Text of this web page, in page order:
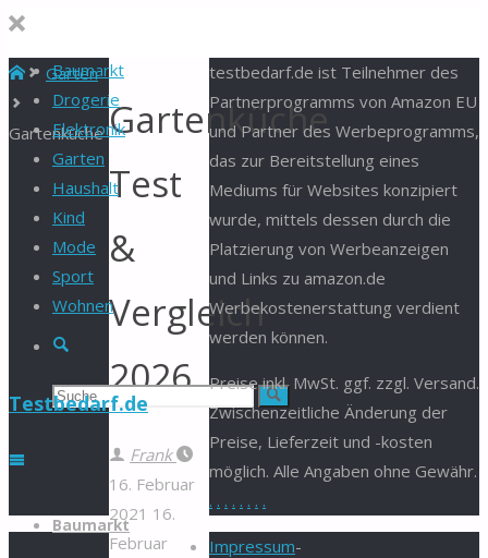
Baumarkt
Drogerie
Elektronik
Garten
Haushalt
Kind
Mode
Sport
Wohnen
Suche
Suchen Suche
Testbedarf.de
Zum
Baumarkt
StartGarten
Gartenküche Gartenküche
Test
&
Vergleich
2026
Frank
16. Februar
2021 16.
Februar
testbedarf.de ist Teilnehmer des
Partnerprogramms von Amazon EU
und Partner des Werbeprogramms,
das zur Bereitstellung eines
Mediums für Websites konzipiert
wurde, mittels dessen durch die
Platzierung von Werbeanzeigen
und Links zu amazon.de
Werbekostenerstattung verdient
werden können.
Preise inkl. MwSt. ggf. zzgl. Versand.
Zwischenzeitliche Änderung der
Preise, Lieferzeit und -kosten
möglich. Alle Angaben ohne Gewähr.
. . . . . . . .
Impressum-